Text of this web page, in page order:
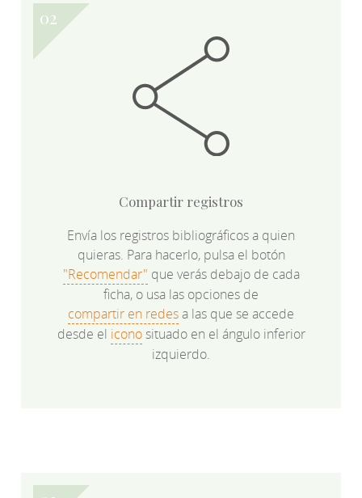
Compartir registros
Envía los registros bibliográficos a quien
quieras. Para hacerlo, pulsa el botón
"Recomendar" que verás debajo de cada
ficha, o usa las opciones de
compartir en redesa las que se accede
desde el iconosituado en el ángulo inferior
izquierdo.